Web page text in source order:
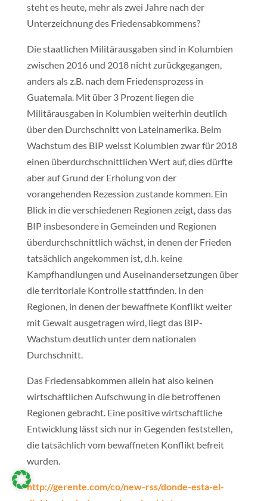
steht es heute, mehr als zwei Jahre nach der
Unterzeichnung des Friedensabkommens?
Die staatlichen Militärausgaben sind in Kolumbien
zwischen 2016 und 2018 nicht zurückgegangen,
anders als z.B. nach dem Friedensprozess in
Guatemala. Mit über 3 Prozent liegen die
Militärausgaben in Kolumbien weiterhin deutlich
über den Durchschnitt von Lateinamerika. Beim
Wachstum des BIP weisst Kolumbien zwar für 2018
einen überdurchschnittlichen Wert auf, dies dürfte
aber auf Grund der Erholung von der
vorangehenden Rezession zustande kommen. Ein
Blick in die verschiedenen Regionen zeigt, dass das
BIP insbesondere in Gemeinden und Regionen
überdurchschnittlich wächst, in denen der Frieden
tatsächlich angekommen ist, d.h. keine
Kampfhandlungen und Auseinandersetzungen über
die territoriale Kontrolle stattfinden. In den
Regionen, in denen der bewaffnete Konflikt weiter
mit Gewalt ausgetragen wird, liegt das BIP-
Wachstum deutlich unter dem nationalen
Durchschnitt.
Das Friedensabkommen allein hat also keinen
wirtschaftlichen Aufschwung in die betroffenen
Regionen gebracht. Eine positive wirtschaftliche
Entwicklung lässt sich nur in Gegenden feststellen,
die tatsächlich vom bewaffneten Konflikt befreit
wurden.
http://gerente.com/co/new-rss/donde-esta-el-